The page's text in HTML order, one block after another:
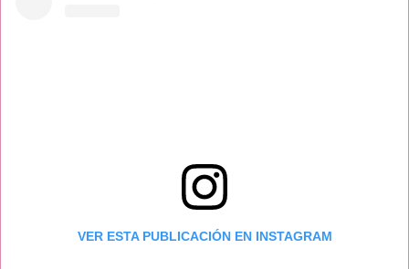
VER ESTA PUBLICACIÓN EN INSTAGRAM